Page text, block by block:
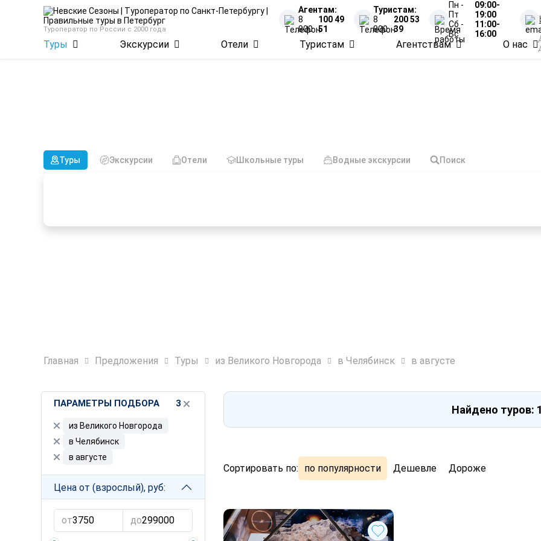
Туроператор по России с 2000 года
Агентам:
8
800
100 49
51
Туристам:
8
800
200 53
39
Пн -
Пт
09:00-
19:00
Сб -
Вс
11:00-
16:00
Туры Экскурсии Отели Туристам Агентствам О нас
Туры Экскурсии Отели Школьные туры Водные экскурсии Поиск
Главная Предложения Туры из Великого Новгорода в Челябинск в августе
ПАРАМЕТРЫ ПОДБОРА 3
из Великого Новгорода
в Челябинск
в августе
Цена от (взрослый), руб:
от до
Найдено туров:
Сортировать по: по популярности Дешевле Дороже